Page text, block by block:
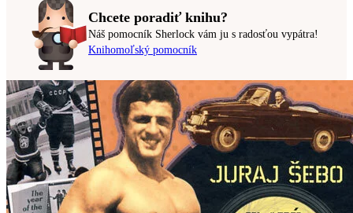
Chcete poradiť knihu?
Náš pomocník Sherlock vám ju s radosťou vypátra!
Knihomoľský pomocník